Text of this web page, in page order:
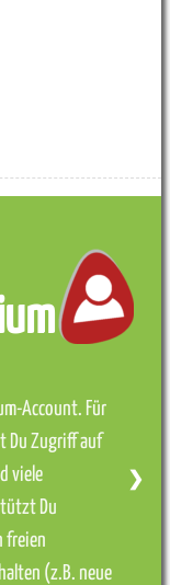
Account. Für
Du Zugriff auf
viele
Du
freien
(z.B. neue
❯